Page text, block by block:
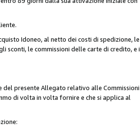
Idoneo, al netto dei costi di spedizione, le
sconti, le commissioni delle carte di credito, e i
del presente Allegato relativo alle Commissioni
di volta in volta fornire e che si applica al